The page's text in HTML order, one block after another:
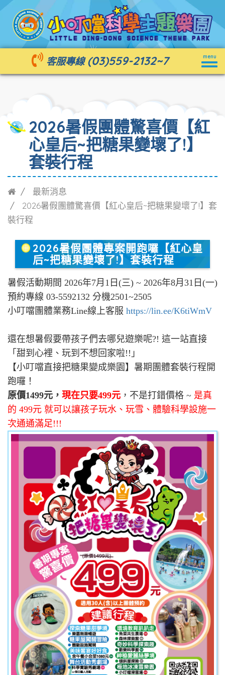
menu
客服專線 (03)559-2132~7
2026暑假團體驚喜價【紅
心皇后~把糖果變壞了!】
套裝行程
最新消息
2026暑假團體驚喜價【紅心皇后~把糖果變壞了!】套
裝行程
2026暑假團體專案開跑囉【紅心皇
后~把糖果變壞了!】套裝行程
暑假活動期間 2026年7月1日(三) ~ 2026年8月31日(一)
預約專線 03-5592132 分機2501~2505
小叮噹團體業務Line線上客服 https://lin.ee/K6tiWmV
還在想暑假要帶孩子們去哪兒遊樂呢?! 這一站直接
「甜到心裡、玩到不想回家啦!!」
【小叮噹直接把糖果變成樂園】暑期團體套裝行程開
跑囉！
原價1499元， 現在只要499元 ，不是打錯價格 ~ 是真
的 499元 就可以讓孩子玩水、玩雪、體驗科學設施一
次通通滿足!!!